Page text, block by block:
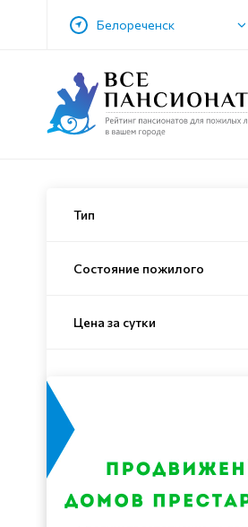
Белореченск
Тип
Состояние пожилого
Цена за сутки